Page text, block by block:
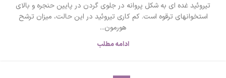
تيروئید غده اي به شكل پروانه در جلوي گردن در پايين حنجره و بالاي
استخوانهای ترقوه است. کم کاری تیروئید در این حالت، میزان ترشح
هورمون...
ادامه مطلب